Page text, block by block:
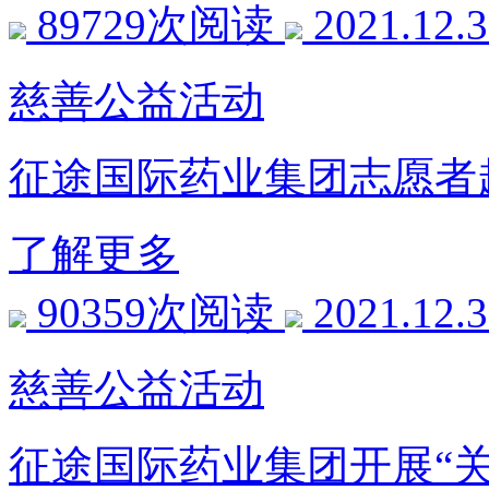
89729次阅读
慈善公益活动
征途国际药业集团志愿
了解更多
90359次阅读
慈善公益活动
征途国际药业集团开展“